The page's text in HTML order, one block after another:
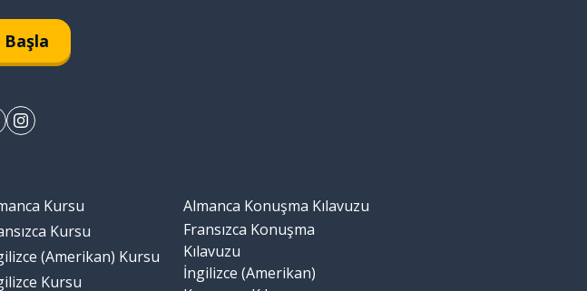
Kursu
Kursu
(Amerikan) Kursu
Kursu
Almanca Konuşma Kılavuzu
Fransızca Konuşma
Kılavuzu
İngilizce (Amerikan)